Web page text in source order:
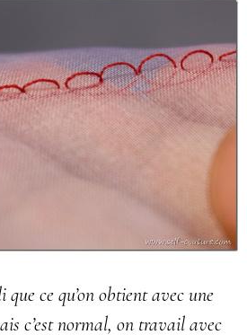
que ce qu’on obtient avec une
c’est normal, on travail avec